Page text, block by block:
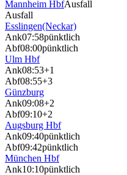
Mannheim HbfAusfall
Ausfall
Esslingen(Neckar)
Ank07:58pünktlich
Abf08:00pünktlich
Ulm Hbf
Ank08:53+1
Abf08:55+3
Günzburg
Ank09:08+2
Abf09:10+2
Augsburg Hbf
Ank09:40pünktlich
Abf09:42pünktlich
München Hbf
Ank10:10pünktlich